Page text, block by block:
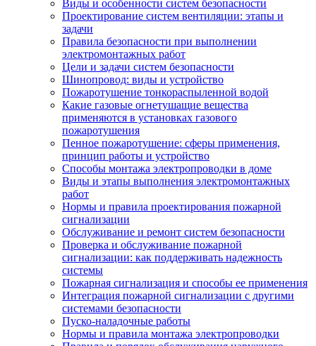
Виды и особенности систем безопасности
Проектирование систем вентиляции: этапы и
задачи
Правила безопасности при выполнении
электромонтажных работ
Цели и задачи систем безопасности
Шинопровод: виды и устройство
Пожаротушение тонкораспыленной водой
Какие газовые огнетушащие вещества
применяются в установках газового
пожаротушения
Пенное пожаротушение: сферы применения,
принцип работы и устройство
Способы монтажа электропроводки в доме
Виды и этапы выполнения электромонтажных
работ
Нормы и правила проектирования пожарной
сигнализации
Обслуживание и ремонт систем безопасности
Проверка и обслуживание пожарной
сигнализации: как поддерживать надежность
системы
Пожарная сигнализация и способы ее применения
Интеграция пожарной сигнализации с другими
системами безопасности
Пуско-наладочные работы
Нормы и правила монтажа электропроводки